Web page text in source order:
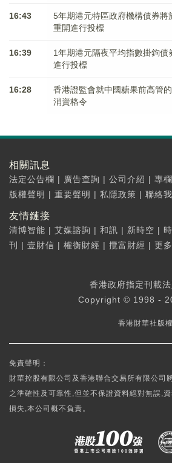
16:43
5年期港元特區政府機構債券將
重開進行投標
16:39
1年期港元隔夜平均指數掛鉤債
進行投標
16:28
香港證監會就中國糖果前高管
消資格令
相關訊息
法定公告欄 | 廣告查詢 | 公司介紹 | 專
版權聲明 | 重要聲明 | 私隱政策 | 聯絡
友情鏈接
清博智能 | 艾媒諮詢 | 和訊 | 新時空 |
刊
| 壹財信 | 權衡財經 | 攬富財經 | 更
香港政府指定刊載
Copyright © 1998 -
香港財華社版
免責聲明：
財華控股有限公司及香港聯合交易所有限公司
之準確性及可靠性,但並不保證資料絕對無誤,
損失,本公司概不負責。